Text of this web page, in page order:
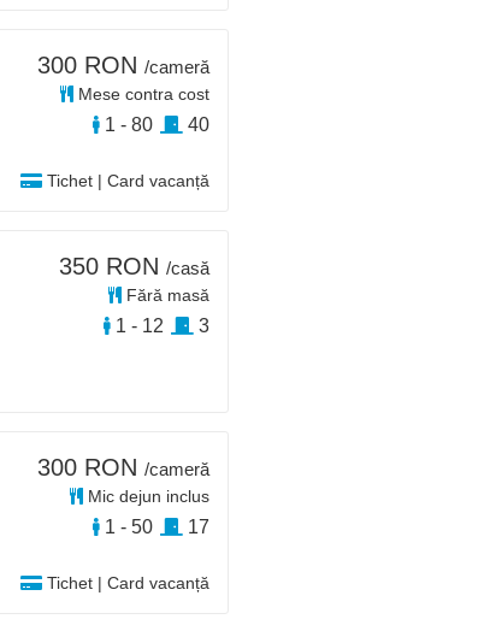
Tichet | Card vacanță
300 RON /cameră
Mese contra cost
1 - 80 40
350 RON /casă
Fără masă
1 - 12 3
Tichet | Card vacanță
300 RON /cameră
Mic dejun inclus
1 - 50 17